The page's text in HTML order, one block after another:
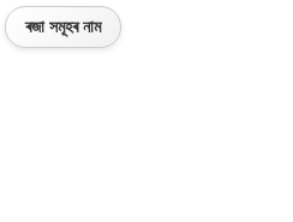
ৰজা সমূহৰ নাম